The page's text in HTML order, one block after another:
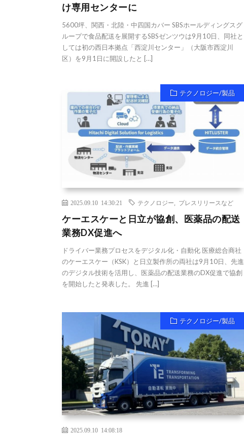
け専用センターに
5600坪、関西・北陸・中四国カバー SBSホールディングスグ
ループで食品配送を展開するSBSゼンツウは9月10日、同社と
しては初の西日本拠点「西淀川センター」（大阪市西淀川
区）を9月1日に開設したと […]
テクノロジー/製品
2025.09.10 14:30:21 テクノロジー プレスリリースなど
ケーエスケーと日立が協創、医薬品の配送
業務DX促進へ
ドライバー業務プロセスをデジタル化・自動化 医療総合商社
のケーエスケー（KSK）と日立製作所の両社は9月10日、先進
のデジタル技術を活用し、医薬品の配送業務のDX促進で協創
を開始したと発表した。 先進 […]
テクノロジー/製品
2025.09.10 14:08:18